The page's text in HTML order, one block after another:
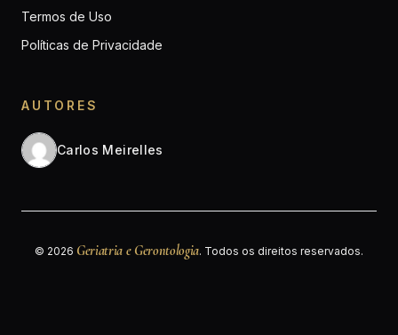
Termos de Uso
Políticas de Privacidade
AUTORES
Carlos Meirelles
© 2026 Geriatria e Gerontologia. Todos os direitos reservados.